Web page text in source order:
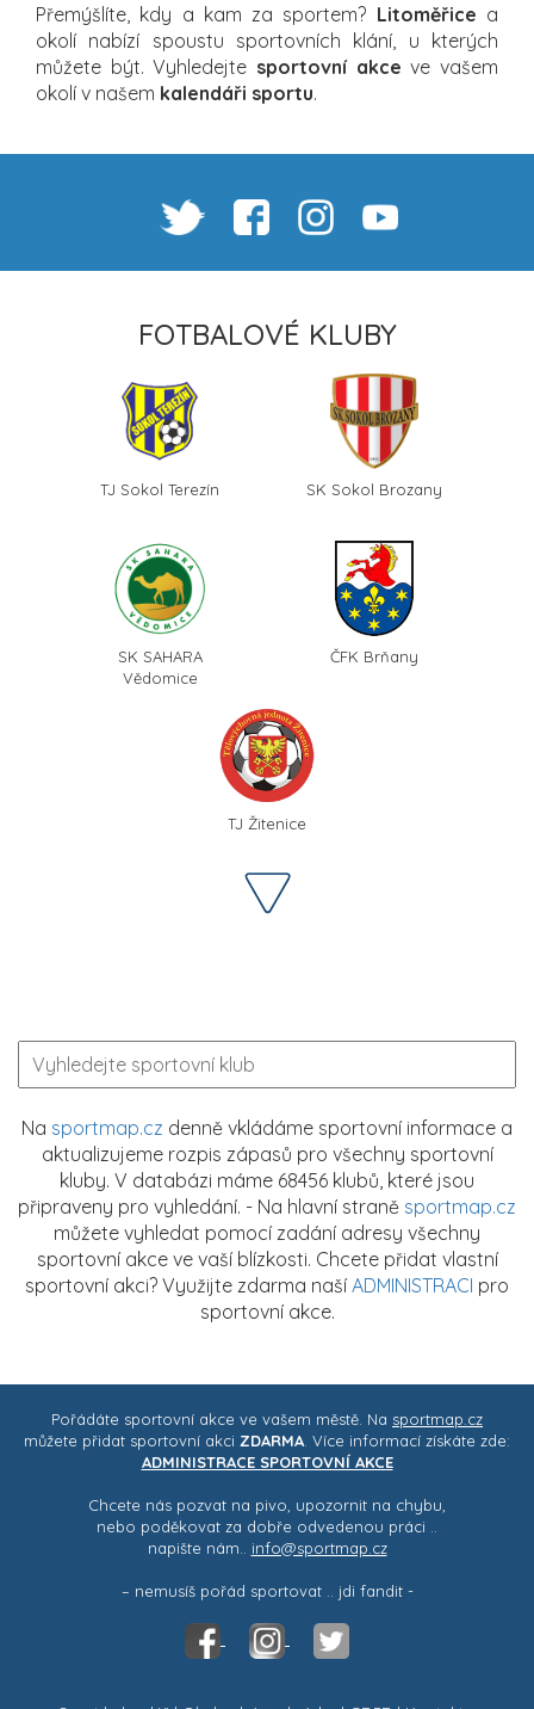
Přemýšlíte, kdy a kam za sportem? Litoměřice a
okolí nabízí spoustu sportovních klání, u kterých
můžete být. Vyhledejte sportovní akce ve vašem
okolí v našem kalendáři sportu.
FOTBALOVÉ KLUBY
TJ Sokol Terezín SK Sokol Brozany
SK SAHARA
Vědomice
ČFK Brňany
TJ Žitenice
Na sportmap.cz denně vkládáme sportovní informace a
aktualizujeme rozpis zápasů pro všechny sportovní
kluby. V databázi máme 68456 klubů, které jsou
připraveny pro vyhledání. - Na hlavní straně sportmap.cz
můžete vyhledat pomocí zadání adresy všechny
sportovní akce ve vaší blízkosti. Chcete přidat vlastní
sportovní akci? Využijte zdarma naší ADMINISTRACI pro
sportovní akce.
Pořádáte sportovní akce ve vašem městě. Na sportmap.cz
můžete přidat sportovní akci ZDARMA . Více informací získáte zde:
ADMINISTRACE SPORTOVNÍ AKCE
Chcete nás pozvat na pivo, upozornit na chybu,
nebo poděkovat za dobře odvedenou práci ..
napište nám.. info@sportmap.cz
– nemusíš pořád sportovat .. jdi fandit -